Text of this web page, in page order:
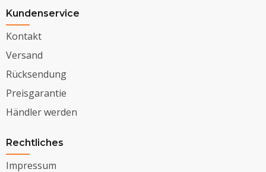
Kundenservice
Kontakt
Versand
Rücksendung
Preisgarantie
Händler werden
Rechtliches
Impressum